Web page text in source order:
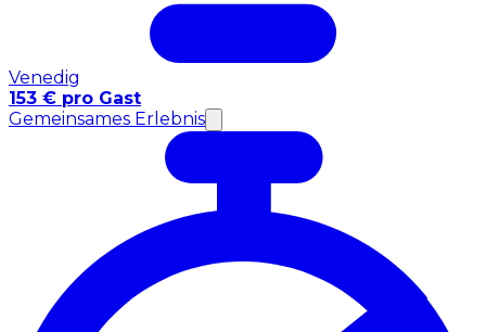
Venedig
153 € pro Gast
Gemeinsames Erlebnis